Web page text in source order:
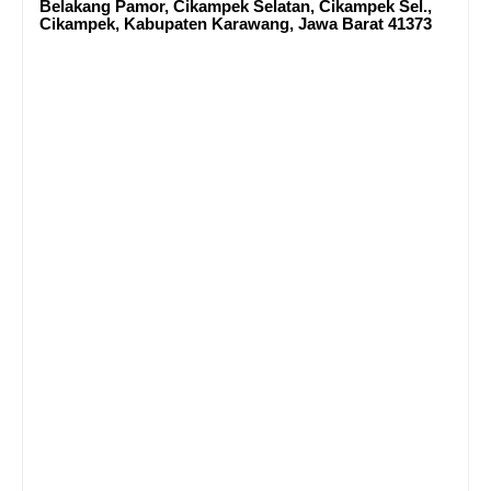
Belakang Pamor, Cikampek Selatan, Cikampek Sel.,
Cikampek, Kabupaten Karawang, Jawa Barat 41373